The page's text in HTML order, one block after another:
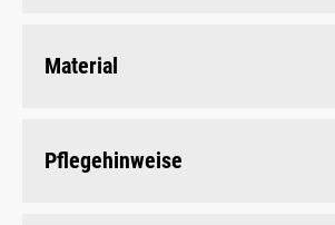
Material
Pflegehinweise